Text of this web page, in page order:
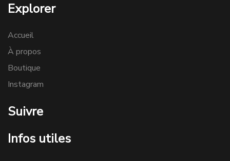
Explorer
Accueil
À propos
Boutique
Instagram
Suivre
Infos utiles